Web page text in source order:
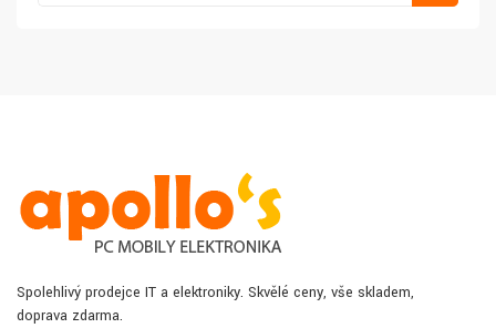
Spolehlivý prodejce IT a elektroniky. Skvělé ceny, vše skladem,
doprava zdarma.